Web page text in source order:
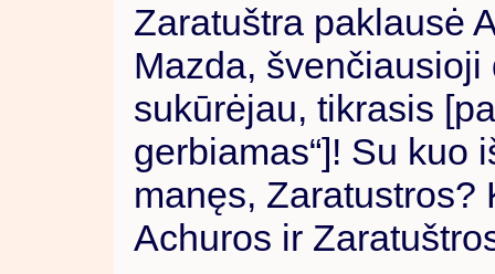
Zaratuštra paklausė
Mazda,
sukūrėjau, tikrasis
gerbiamas“]! Su kuo
manęs, Zaratustros?
Achuros ir